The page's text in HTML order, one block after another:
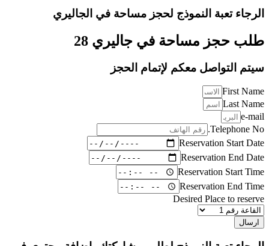
الرجاء تعبة النموذج لحجز مساحة في الجاليري
طلب حجز مساحة في جاليري 28
سيتم التواصل معكم لإتمام الحجز
First Name
Last Name
e-mail
Telephone No.
Reservation Start Date
Reservation End Date
Reservation Start Time
Reservation End Time
Desired Place to reserve
ارسال